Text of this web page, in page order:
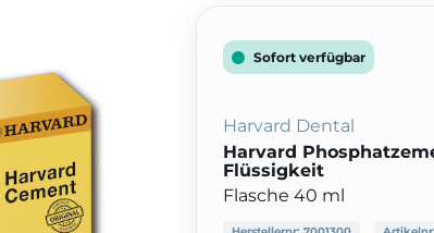
Sofort verfügbar
Harvard Dental
Harvard
Flüssigkeit
Flasche 40 ml